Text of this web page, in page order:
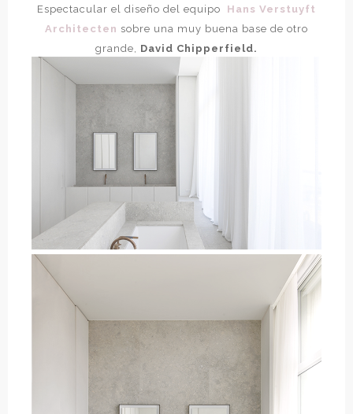
Espectacular el diseño del equipo Hans Verstuyft
Architecten sobre una muy buena base de otro
grande, David Chipperfield.